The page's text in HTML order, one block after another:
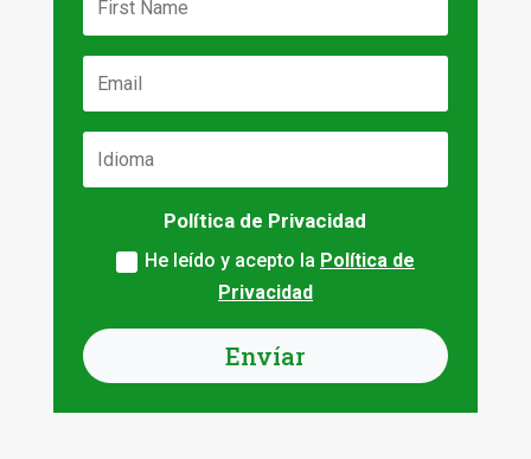
Política de Privacidad
He leído y acepto la Política de
Privacidad
Envíar